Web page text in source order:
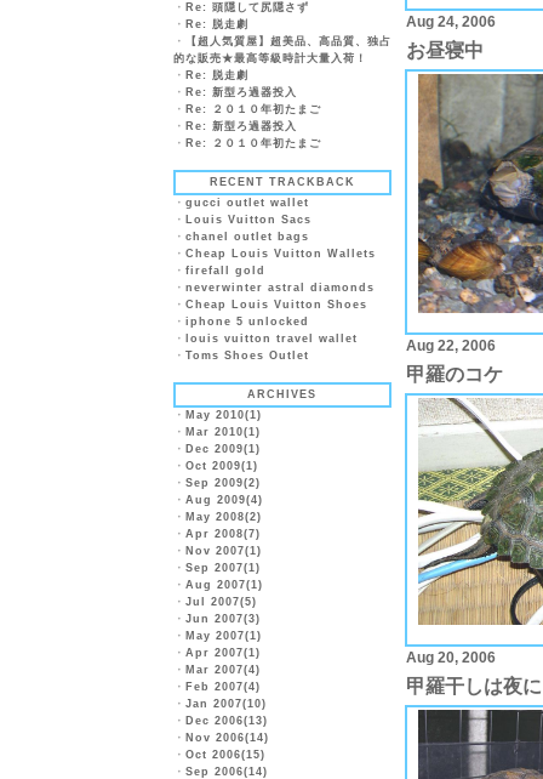
・ Re: 頭隠して尻隠さず
・ Re: 脱走劇
・
【超人気質屋】超美品、高品質、独占
的な販売★最高等級時計大量入荷！
・ Re: 脱走劇
・ Re: 新型ろ過器投入
・ Re: ２０１０年初たまご
・ Re: 新型ろ過器投入
・ Re: ２０１０年初たまご
RECENT TRACKBACK
・ gucci outlet wallet
・ Louis Vuitton Sacs
・ chanel outlet bags
・ Cheap Louis Vuitton Wallets
・ firefall gold
・ neverwinter astral diamonds
・ Cheap Louis Vuitton Shoes
・ iphone 5 unlocked
・
louis vuitton travel wallet
・ Toms Shoes Outlet
ARCHIVES
・ May 2010(1)
・ Mar 2010(1)
・ Dec 2009(1)
・ Oct 2009(1)
・ Sep 2009(2)
・ Aug 2009(4)
・ May 2008(2)
・ Apr 2008(7)
・ Nov 2007(1)
・ Sep 2007(1)
・ Aug 2007(1)
・ Jul 2007(5)
・ Jun 2007(3)
・ May 2007(1)
・ Apr 2007(1)
・ Mar 2007(4)
・ Feb 2007(4)
・ Jan 2007(10)
・ Dec 2006(13)
・ Nov 2006(14)
・ Oct 2006(15)
・ Sep 2006(14)
Aug 24, 2006
お昼寝中
Aug 22, 2006
甲羅のコケ
Aug 20, 2006
甲羅干しは夜に